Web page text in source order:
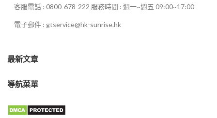
客服電話 : 0800-678-222 服務時間 : 週一~週五 09:00~17:00
電子郵件 : gtservice@hk-sunrise.hk
最新文章
導航菜單